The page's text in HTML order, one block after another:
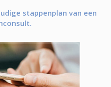
stappenplan van een